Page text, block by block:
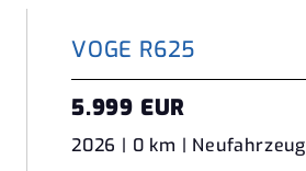
VOGE R625
5.999 EUR
2026 | 0 km | Neufahrzeug